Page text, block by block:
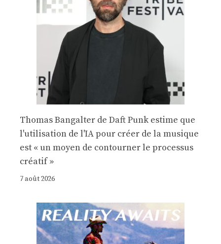
Thomas Bangalter de Daft Punk estime que
l'utilisation de l'IA pour créer de la musique
est « un moyen de contourner le processus
créatif »
7 août 2026